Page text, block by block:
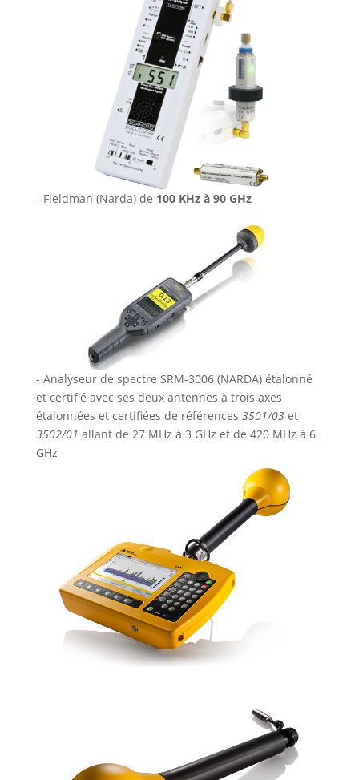
- Fieldman (Narda) de 100 KHz à 90 GHz
- Analyseur de spectre SRM-3006 (NARDA) étalonné
et certifié avec ses deux antennes à trois axes
étalonnées et certifiées de références 3501/03et
3502/01 allant de 27 MHz à 3 GHz et de 420 MHz à 6
GHz